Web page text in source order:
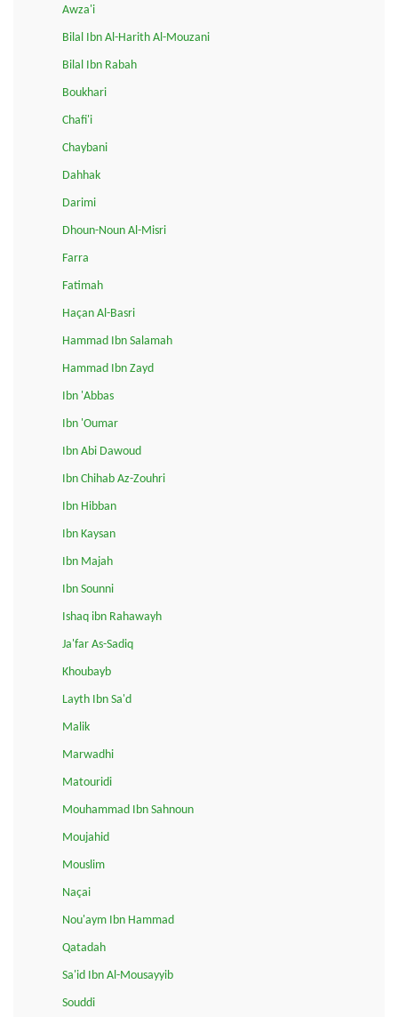
Awza'i
Bilal Ibn Al-Harith Al-Mouzani
Bilal Ibn Rabah
Boukhari
Chafi'i
Chaybani
Dahhak
Darimi
Dhoun-Noun Al-Misri
Farra
Fatimah
Haçan Al-Basri
Hammad Ibn Salamah
Hammad Ibn Zayd
Ibn 'Abbas
Ibn 'Oumar
Ibn Abi Dawoud
Ibn Chihab Az-Zouhri
Ibn Hibban
Ibn Kaysan
Ibn Majah
Ibn Sounni
Ishaq ibn Rahawayh
Ja'far As-Sadiq
Khoubayb
Layth Ibn Sa'd
Malik
Marwadhi
Matouridi
Mouhammad Ibn Sahnoun
Moujahid
Mouslim
Naçai
Nou'aym Ibn Hammad
Qatadah
Sa'id Ibn Al-Mousayyib
Souddi